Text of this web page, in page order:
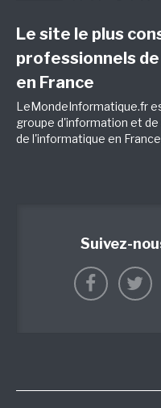
Le site le plus
professionnels de
en France
LeMondeInformatique.fr
groupe d'information et
de l'informatique en
Suivez-